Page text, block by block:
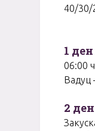
40/30/
1 ден
06:00
Вадуц
2 ден